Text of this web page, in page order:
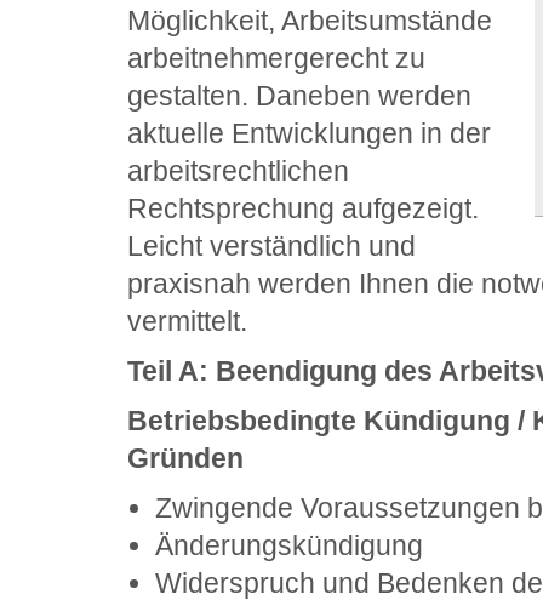
Möglichkeit, Arbeitsumstände
arbeitnehmergerecht zu
gestalten. Daneben werden
aktuelle Entwicklungen in der
arbeitsrechtlichen
Rechtsprechung aufgezeigt.
Leicht verständlich und
praxisnah werden Ihnen die
vermittelt.
Teil A: Beendigung des
Betriebsbedingte Kündigung /
Gründen
Zwingende Voraussetzungen
Änderungskündigung
Widerspruch und Bedenken